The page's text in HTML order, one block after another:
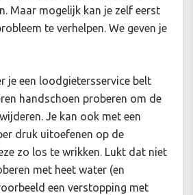
Maar mogelijk kan je zelf eerst
te verhelpen. We geven je
je een loodgietersservice belt
handschoen proberen om de
Je kan ook met een
druk uitoefenen op de
zo los te wrikken. Lukt dat niet
met heet water (en
een verstopping met